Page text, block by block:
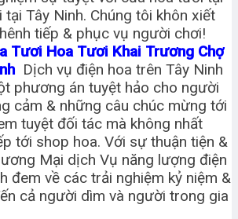
Tây Ninh. Chúng tôi khôn xiết
tiếp & phục vụ người chơi!
Tươi Hoa Tươi Khai Trương Chợ
Dịch vụ điện hoa trên Tây Ninh
phương án tuyệt hảo cho người
cảm & những câu chúc mừng tới
tuyệt đối tác mà không nhất
tới shop hoa. Với sự thuận tiện &
Mại dịch Vụ năng lượng điện
đem về các trải nghiệm kỷ niệm &
cả người dìm và người trong gia